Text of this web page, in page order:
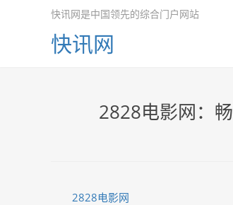
快讯网是中国领先的综合门户网站
快讯网
2828电影网：
2828电影网